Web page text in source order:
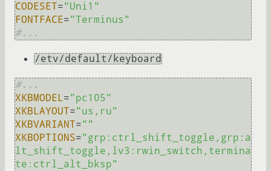
CODESET="Uni1"
FONTFACE="Terminus"
#...
/etv/default/keyboard
#...
XKBMODEL="pc105"
XKBLAYOUT="us,ru"
XKBVARIANT=""
XKBOPTIONS="grp:ctrl_shift_toggle,grp:a
lt_shift_toggle,lv3:rwin_switch,termina
te:ctrl_alt_bksp"